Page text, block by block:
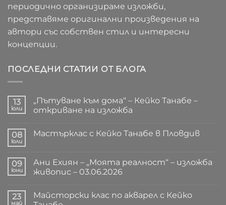
периодично организираме изложби,
представяме оригинални произведения на
автори със собствен стил и интересни
концепции.
ПОСЛЕДНИ СТАТИИ ОТ БЛОГА
13
юли
„Пътуване към дома“ – Кейко Танабе –
откриване на изложба
за
„Пътуване
Кейко
Танабе
на
изложба
08
юли
Мастърклас с Кейко Танабе в Пловдив
Мастърклас
с
Кейко
Пловдив
09
юни
Ани Ехиян – „Моята реалност“ – изложба
живопис – 03.06.2026
за
Ани
23
май
Майсторски клас по акварел с Кейко